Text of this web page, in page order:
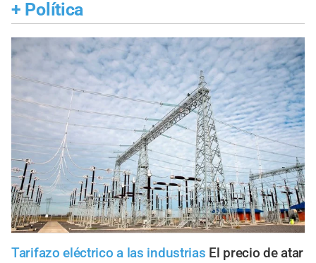
+ Política
Tarifazo eléctrico a las industrias El precio de atar